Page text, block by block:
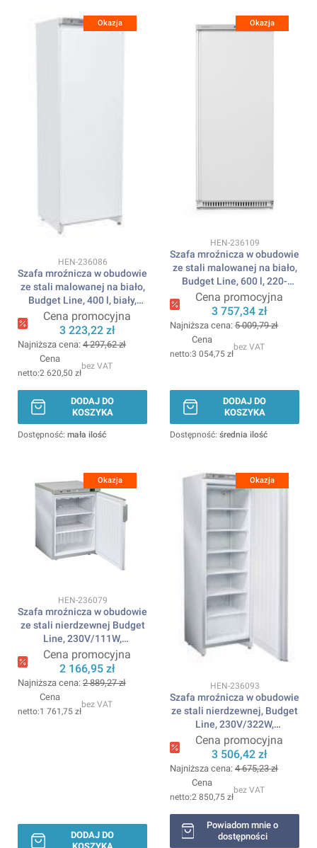
Okazja
Kod produktu
HEN-236086
Szafa mroźnicza w obudowie
ze stali malowanej na biało,
Budget Line, 400 l, biały,
230V/322W,
600x646x(H)1875mm
ARKTIC
Cena promocyjna
3 223,22 zł
Najniższa cena: 4 297,62 zł
Cena
2 620,50 zł
bez VAT
DODAJ DO
KOSZYKA
Dostępność: mała ilość
Okazja
Kod produktu
HEN-236109
Szafa mroźnicza w obudowie
ze stali malowanej na biało,
Budget Line, 600 l, 220-
240V/436W,
775x710x(H)1900mm
ARKTIC
Cena promocyjna
3 757,34 zł
Najniższa cena: 5 009,79 zł
Cena
3 054,75 zł
bez VAT
DODAJ DO
KOSZYKA
Dostępność: średnia ilość
Okazja
Kod produktu
HEN-236079
Szafa mroźnicza w obudowie
ze stali nierdzewnej Budget
Line, 230V/111W,
598x655x(H)838mm ARKTIC
Cena promocyjna
2 166,95 zł
Najniższa cena: 2 889,27 zł
Cena
1 761,75 zł
bez VAT
DODAJ DO
Okazja
Kod produktu
HEN-236093
Szafa mroźnicza w obudowie
ze stali nierdzewnej, Budget
Line, 230V/322W,
600x646x(H)1875mm
ARKTIC
Cena promocyjna
3 506,42 zł
Najniższa cena: 4 675,23 zł
Cena
2 850,75 zł
bez VAT
Powiadom mnie o
dostępności